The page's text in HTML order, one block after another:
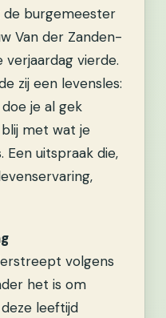
burgemeester
Van der Zanden-
verjaardag vierde.
zij een levensles:
je al gek
met wat je
Een uitspraak die,
volgens
het is om
leeftijd